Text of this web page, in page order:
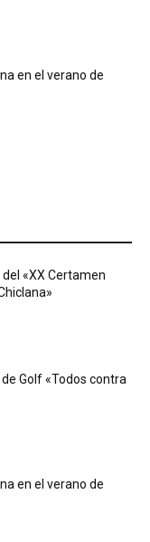
en el verano de
«XX Certamen
Golf «Todos contra
en el verano de